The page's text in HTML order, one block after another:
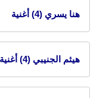
هنا يسري (4) أغنية
هيثم الجنيبي (4) أغنية